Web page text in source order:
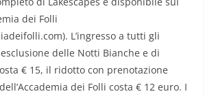
dei Folli
L’ingresso a tutti gli
delle Notti Bianche e di
€ 15, il ridotto con prenotazione
dei Folli costa € 12 euro. I